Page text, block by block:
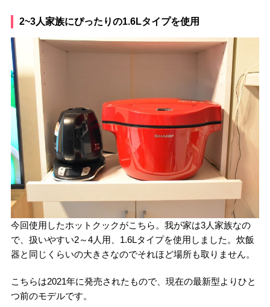
2~3人家族にぴったりの1.6Lタイプを使用
今回使用したホットクックがこちら。我が家は3人家族なの
で、扱いやすい2～4人用、1.6Lタイプを使用しました。炊飯
器と同じくらいの大きさなのでそれほど場所も取りません。
こちらは2021年に発売されたもので、現在の最新型よりひと
つ前のモデルです。